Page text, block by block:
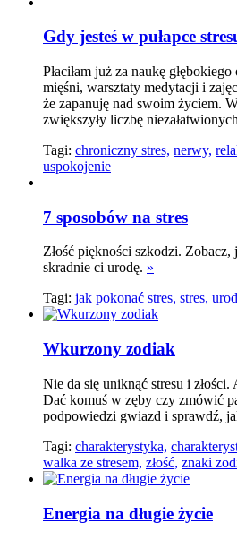
Gdy jesteś w pułapce
Płaciłam już za naukę
mięśni, warsztaty medytacji i
że zapanuję nad swoim życiem.
zwiększyły liczbę
Tagi: chroniczny stres, nerwy,
uspokojenie
7 sposobów na stres
Złość piękności szkodzi. Zobacz,
skradnie ci urodę. »
Tagi: jak pokonać stres, stres,
Wkurzony zodiak
Nie da się uniknąć stresu i
Dać komuś w zęby czy zmówić
podpowiedzi gwiazd i sprawdź,
Tagi: charakterystyka,
walka ze stresem, złość, znaki
Energia na długie życie